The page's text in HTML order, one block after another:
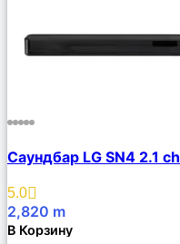
Описание
Избранное
Саундбар LG SN4 2.1 ch
5.0
2,820 m
В Корзину